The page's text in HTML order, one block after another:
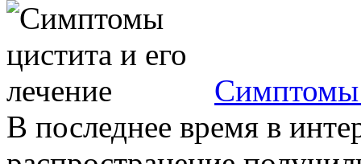
Симптомы
В последнее время в